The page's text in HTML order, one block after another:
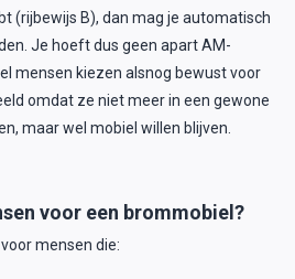
(rijbewijs B), dan mag je automatisch
Je hoeft dus geen apart AM-
mensen kiezen alsnog bewust voor
omdat ze niet meer in een gewone
maar wel mobiel willen blijven.
voor een brommobiel?
mensen die: